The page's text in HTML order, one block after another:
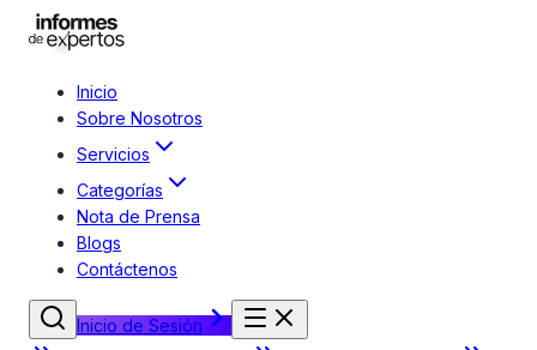
Inicio
Sobre Nosotros
Servicios
Categorías
Nota de Prensa
Blogs
Contáctenos
Inicio de Sesión